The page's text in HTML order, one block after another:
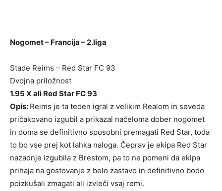
Nogomet – Francija – 2.liga
Stade Reims – Red Star FC 93
Dvojna priložnost
1.95 X ali Red Star FC 93
Opis: Reims je ta teden igral z velikim Realom in seveda
pričakovano izgubil a prikazal načeloma dober nogomet
in doma se definitivno sposobni premagati Red Star, toda
to bo vse prej kot lahka naloga. Čeprav je ekipa Red Star
nazadnje izgubila z Brestom, pa to ne pomeni da ekipa
prihaja na gostovanje z belo zastavo in definitivno bodo
poizkušali zmagati ali izvleči vsaj remi.